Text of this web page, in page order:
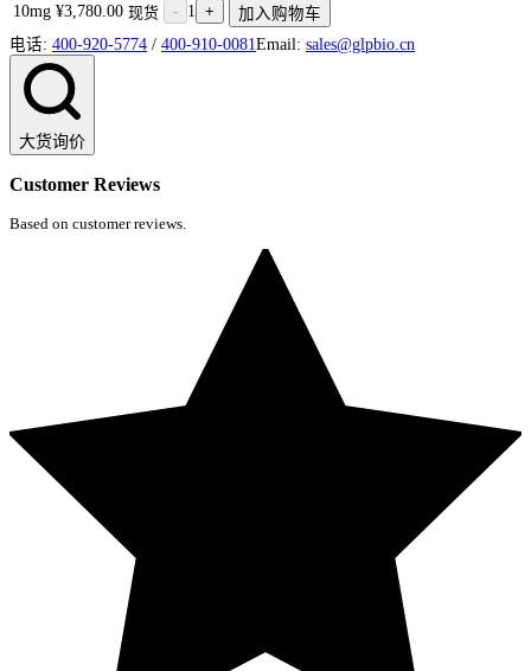
10mg ¥3,780.00 现货 - 1 +
加入购物车
电话: 400-920-5774 / 400-910-0081 Email: sales@glpbio.cn
大货询价
Customer Reviews
Based on customer reviews.